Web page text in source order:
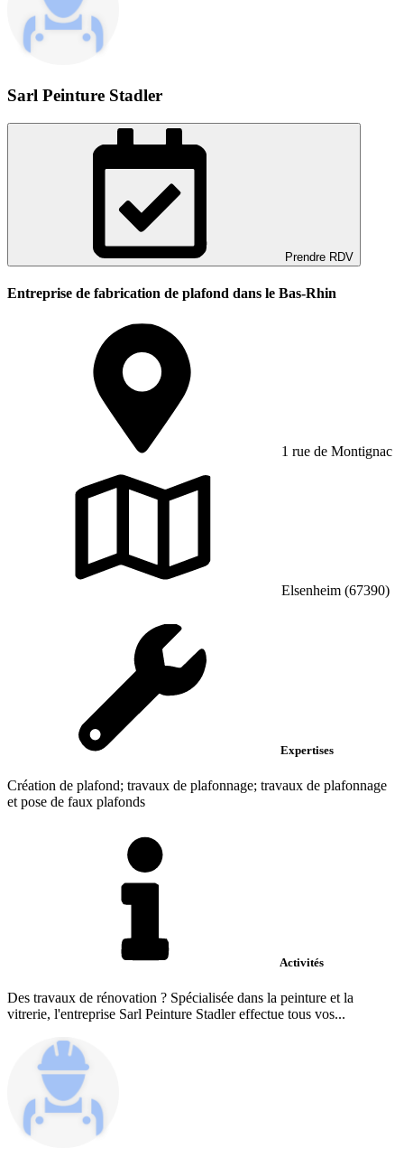
Sarl Peinture Stadler
Prendre RDV
Entreprise de fabrication de plafond dans le Bas-Rhin
1 rue de Montignac
Elsenheim (67390)
Expertises
Création de plafond; travaux de plafonnage; travaux de plafonnage
et pose de faux plafonds
Activités
Des travaux de rénovation ? Spécialisée dans la peinture et la
vitrerie, l'entreprise Sarl Peinture Stadler effectue tous vos...